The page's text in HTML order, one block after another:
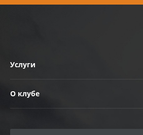
Услуги
О клубе